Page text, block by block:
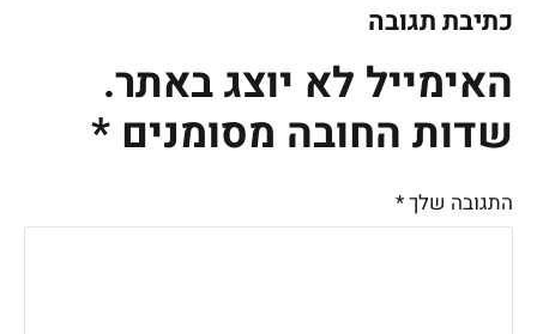
כתיבת תגובה
האימייל לא יוצג באתר.
שדות החובה מסומנים *
התגובה שלך*